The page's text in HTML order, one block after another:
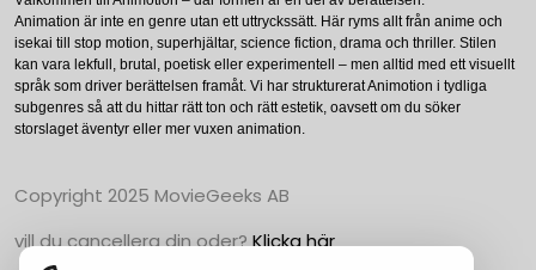
Animation är inte en genre utan ett uttryckssätt. Här ryms allt från anime och
isekai till stop motion, superhjältar, science fiction, drama och thriller. Stilen
kan vara lekfull, brutal, poetisk eller experimentell – men alltid med ett visuellt
språk som driver berättelsen framåt. Vi har strukturerat Animotion i tydliga
subgenres så att du hittar rätt ton och rätt estetik, oavsett om du söker
storslaget äventyr eller mer vuxen animation.
Copyright 2025 MovieGeeks AB
vill du cancellera din oder?Klicka här